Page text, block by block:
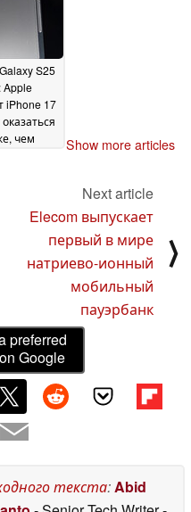
S25
Apple
iPhone 17
чем
Show more articles
Next article
Elecom выпускает
первый в мире
натриево-ионный
мобильный
пауэрбанк
⟩
preferred
Google
текста:Abid